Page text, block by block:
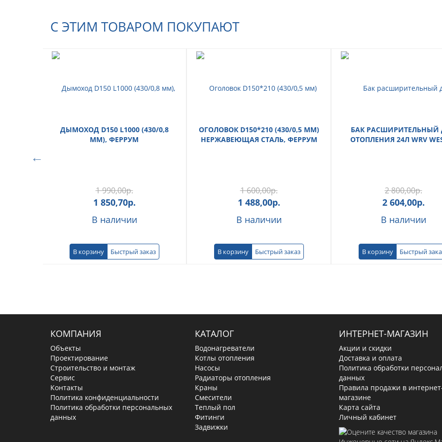
С ЭТИМ ТОВАРОМ ПОКУПАЮТ
ДЫМОХОД D150 L1000 (430/0,8
ММ), ФЕРРУМ
1 990,00р.
1 850,70р.
В наличии
В корзину Быстрый заказ
ОГОЛОВОК D150*210 (430/0,5 ММ)
НЕРЖАВЕЮЩАЯ СТАЛЬ, ФЕРРУМ
1 600,00р.
1 488,00р.
В наличии
В корзину Быстрый заказ
БАК РАСШИРИТЕЛЬНЫЙ
ОТОПЛЕНИЯ 24Л WRV
2 800,00р.
2 604,00р.
В наличии
В корзину Быстрый
КОМПАНИЯ
Объекты
Проектирование
Строительство и монтаж
Сервис
Контакты
Политика конфиденциальности
Политика обработки персональных
данных
КАТАЛОГ
Водонагреватели
Котлы отопления
Насосы
Радиаторы отопления
Краны
Смесители
Теплый пол
Фитинги
Задвижки
ИНТЕРНЕТ-МАГАЗИН
Акции и скидки
Доставка и оплата
Политика обработки
данных
Правила продажи в
магазине
Карта сайта
Личный кабинет